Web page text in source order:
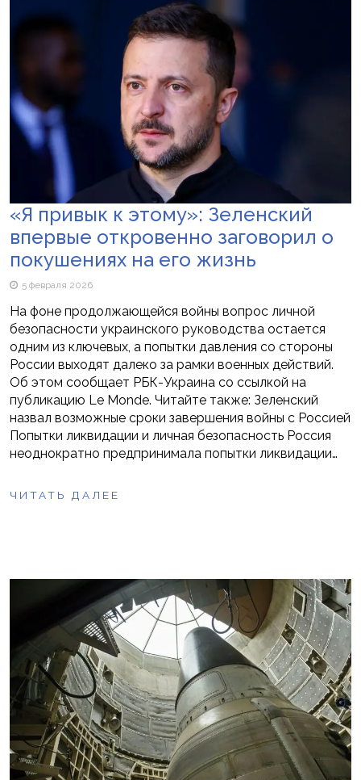
«Я привык к этому»: Зеленский
впервые откровенно заговорил о
покушениях на его жизнь
5 февраля 2026
На фоне продолжающейся войны вопрос личной
безопасности украинского руководства остается
одним из ключевых, а попытки давления со стороны
России выходят далеко за рамки военных действий.
Об этом сообщает РБК-Украина со ссылкой на
публикацию Le Monde. Читайте также: Зеленский
назвал возможные сроки завершения войны с Россией
Попытки ликвидации и личная безопасность Россия
неоднократно предпринимала попытки ликвидации…
ЧИТАТЬ ДАЛЕЕ